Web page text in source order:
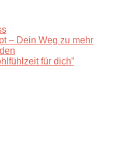
– Dein Weg zu mehr
für dich”